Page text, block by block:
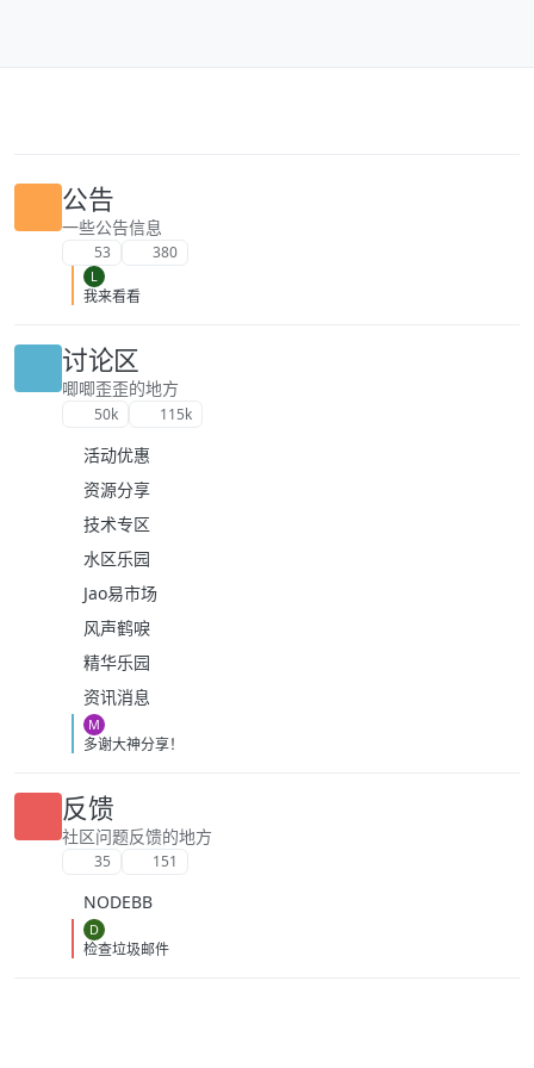
公告
一些公告信息
53 380
L
我来看看
讨论区
唧唧歪歪的地方
50k 115k
活动优惠
资源分享
技术专区
水区乐园
Jao易市场
风声鹤唳
精华乐园
资讯消息
M
多谢大神分享！
反馈
社区问题反馈的地方
35 151
NODEBB
D
检查垃圾邮件